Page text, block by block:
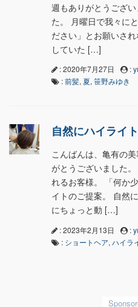
週もありがとうござ
た。 月曜日で我々に
ださい」とお願いさ
していた […]
: 2020年7月27日 :
:前髪, 夏, 笹野みゆき
自然にハイライト
こんばんは、亀有の
がとうございました
れるお客様。 「何か
イトのご提案。 自然
にちょっと動 […]
: 2023年2月13日 :
: ショートヘア, ハイラ